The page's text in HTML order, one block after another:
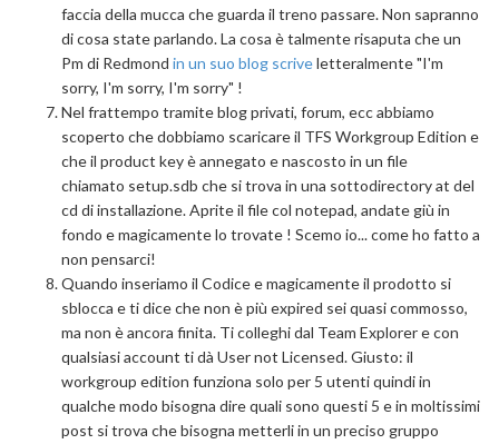
faccia della mucca che guarda il treno passare. Non sapranno
di cosa state parlando. La cosa è talmente risaputa che un
Pm di Redmond in un suo blog scriveletteralmente "I'm
sorry, I'm sorry, I'm sorry" !
Nel frattempo tramite blog privati, forum, ecc abbiamo
scoperto che dobbiamo scaricare il TFS Workgroup Edition e
che il product key è annegato e nascosto in un file
chiamato setup.sdb che si trova in una sottodirectory at del
cd di installazione. Aprite il file col notepad, andate giù in
fondo e magicamente lo trovate ! Scemo io... come ho fatto a
non pensarci!
Quando inseriamo il Codice e magicamente il prodotto si
sblocca e ti dice che non è più expired sei quasi commosso,
ma non è ancora finita. Ti colleghi dal Team Explorer e con
qualsiasi account ti dà User not Licensed. Giusto: il
workgroup edition funziona solo per 5 utenti quindi in
qualche modo bisogna dire quali sono questi 5 e in moltissimi
post si trova che bisogna metterli in un preciso gruppo